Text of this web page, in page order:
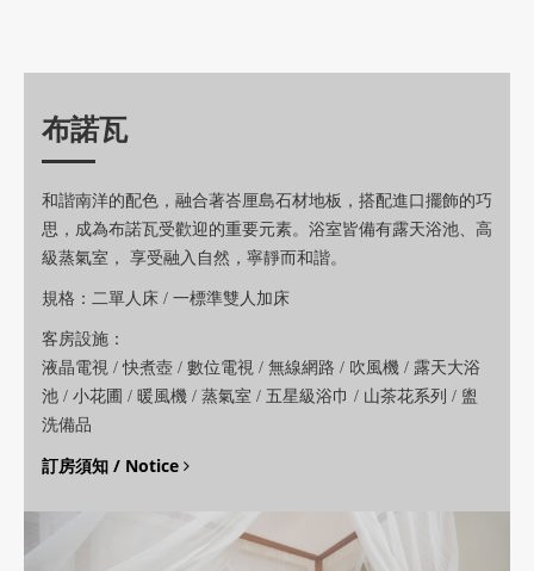
布諾瓦
和諧南洋的配色，融合著峇厘島石材地板，搭配進口擺飾的巧
思，成為布諾瓦受歡迎的重要元素。浴室皆備有露天浴池、高
級蒸氣室， 享受融入自然，寧靜而和諧。
規格：二單人床 / 一標準雙人加床
客房設施：
液晶電視 / 快煮壺 / 數位電視 / 無線網路 / 吹風機 / 露天大浴
池 / 小花圃 / 暖風機 / 蒸氣室 / 五星級浴巾 / 山茶花系列 / 盥
洗備品
訂房須知 / Notice